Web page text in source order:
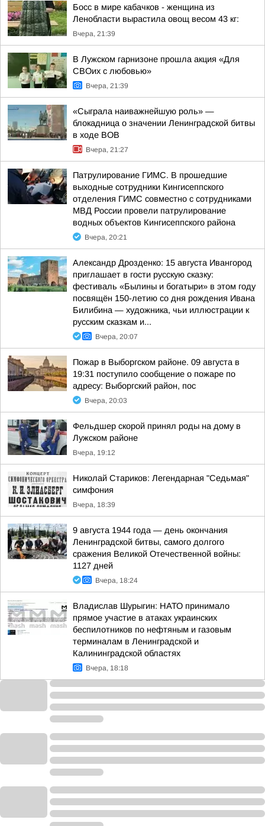
Босс в мире кабачков - женщина из
Ленобласти вырастила овощ весом 43 кг:
Вчера, 21:39
В Лужском гарнизоне прошла акция «Для
СВОих с любовью»
Вчера, 21:39
«Сыграла наиважнейшую роль» —
блокадница о значении Ленинградской битвы
в ходе ВОВ
Вчера, 21:27
Патрулирование ГИМС. В прошедшие
выходные сотрудники Кингисеппского
отделения ГИМС совместно с сотрудниками
МВД России провели патрулирование
водных объектов Кингисеппского района
Вчера, 20:21
Александр Дрозденко: 15 августа Ивангород
приглашает в гости русскую сказку:
фестиваль «Былины и богатыри» в этом году
посвящён 150-летию со дня рождения Ивана
Билибина — художника, чьи иллюстрации к
русским сказкам и...
Вчера, 20:07
Пожар в Выборгском районе. 09 августа в
19:31 поступило сообщение о пожаре по
адресу: Выборгский район, пос
Вчера, 20:03
Фельдшер скорой принял роды на дому в
Лужском районе
Вчера, 19:12
Николай Стариков: Легендарная "Седьмая"
симфония
Вчера, 18:39
9 августа 1944 года — день окончания
Ленинградской битвы, самого долгого
сражения Великой Отечественной войны:
1127 дней
Вчера, 18:24
Владислав Шурыгин: НАТО принимало
прямое участие в атаках украинских
беспилотников по нефтяным и газовым
терминалам в Ленинградской и
Калининградской областях
Вчера, 18:18